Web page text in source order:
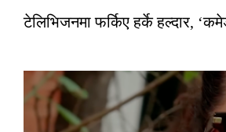
टेलिभिजनमा फर्किए हर्के हल्दार,